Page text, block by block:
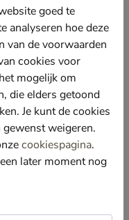
169,99 voor € 118,99
99 118,99goed te
analyseren hoe deze
van de voorwaarden
cookies voor
mogelijk om
die elders getoond
Je kunt de cookies
weigeren.
cookiespagina.
later moment nog